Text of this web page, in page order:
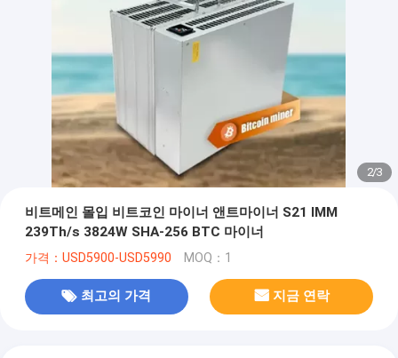
2/3
비트메인 몰입 비트코인 마이너 앤트마이너 S21 IMM
239Th/s 3824W SHA-256 BTC 마이너
가격：USD5900-USD5990 MOQ：1
최고의 가격 지금 연락